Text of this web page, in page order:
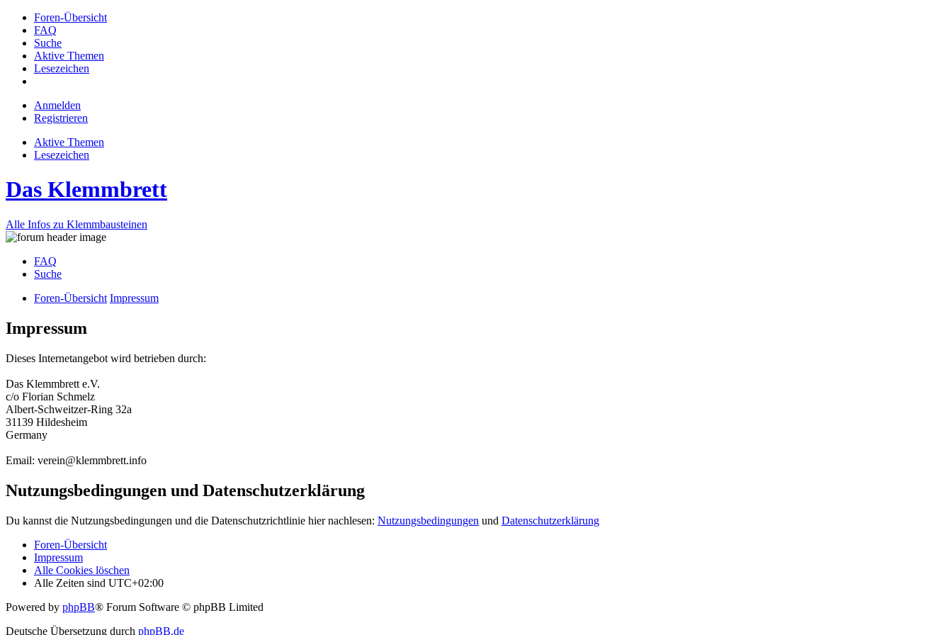
Foren-Übersicht
FAQ
Suche
Aktive Themen
Lesezeichen
Anmelden
Registrieren
Aktive Themen
Lesezeichen
Das Klemmbrett
Alle Infos zu Klemmbausteinen
FAQ
Suche
Foren-Übersicht Impressum
Impressum
Dieses Internetangebot wird betrieben durch:
Das Klemmbrett e.V.
c/o Florian Schmelz
Albert-Schweitzer-Ring 32a
31139 Hildesheim
Germany
Email: verein@klemmbrett.info
Nutzungsbedingungen und Datenschutzerklärung
Du kannst die Nutzungsbedingungen und die Datenschutzrichtlinie hier nachlesen: Nutzungsbedingungen und Datenschutzerklärung
Foren-Übersicht
Impressum
Alle Cookies löschen
Alle Zeiten sind UTC+02:00
Powered by phpBB® Forum Software © phpBB Limited
Deutsche Übersetzung durch phpBB.de